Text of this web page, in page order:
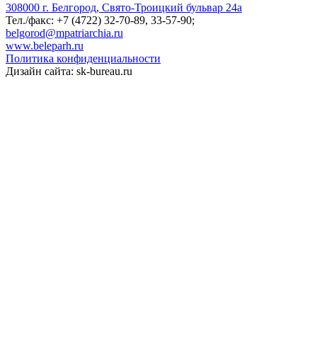
308000 г. Белгород, Свято-Троицкий бульвар 24а
Тел./факс: +7 (4722) 32-70-89, 33-57-90;
belgorod@mpatriarchia.ru
www.beleparh.ru
Политика конфиденциальности
Дизайн сайта: sk-bureau.ru